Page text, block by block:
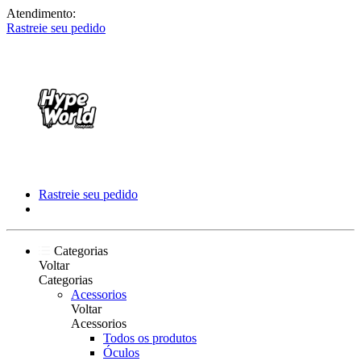
Atendimento:
Rastreie seu pedido
Rastreie seu pedido
Categorias
Voltar
Categorias
Acessorios
Voltar
Acessorios
Todos os produtos
Óculos